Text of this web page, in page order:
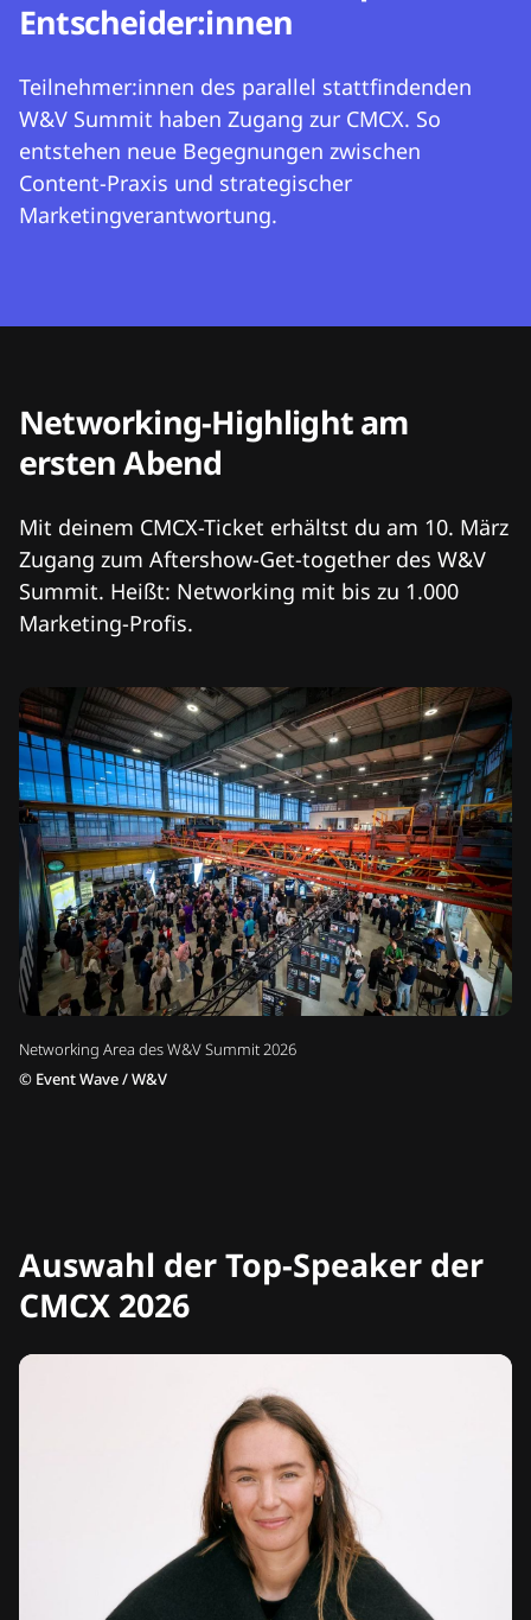
Entscheider:innen
Teilnehmer:innen des parallel stattfindenden
W&V Summit haben Zugang zur CMCX. So
entstehen neue Begegnungen zwischen
Content-Praxis und strategischer
Marketingverantwortung.
Networking Area des W&V Summit 2026
© Event Wave / W&V
Networking-Highlight am
ersten Abend
Mit deinem CMCX-Ticket erhältst du am 10. März
Zugang zum Aftershow-Get-together des W&V
Summit. Heißt: Networking mit bis zu 1.000
Marketing-Profis.
Auswahl der Top-Speaker der
CMCX 2026